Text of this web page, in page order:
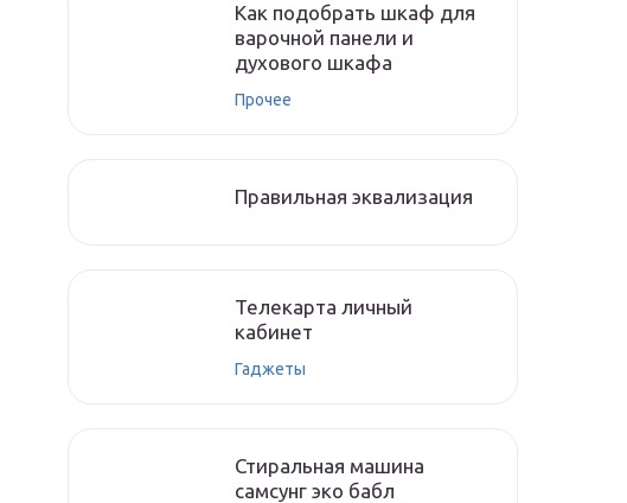
Как подобрать шкаф для
варочной панели и
духового шкафа
Прочее
Правильная эквализация
Телекарта личный
кабинет
Гаджеты
Стиральная машина
самсунг эко бабл